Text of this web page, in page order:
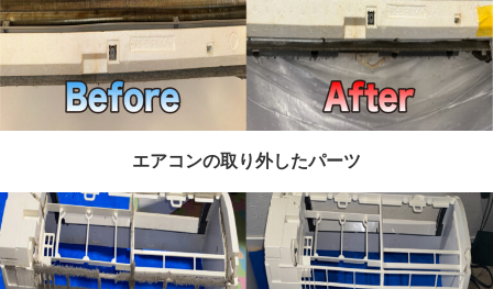
エアコンの取り外したパーツ